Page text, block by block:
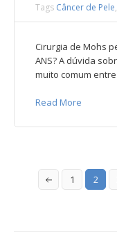
Tags Câncer de Pele,
Cirurgia de Mohs
ANS? A dúvida
muito comum
Read More
1 2